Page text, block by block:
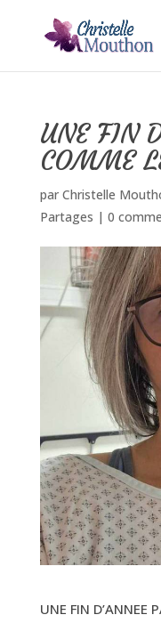
UNE FIN
COMME
par Christelle
Partages | 0
UNE FIN D’ANNEE